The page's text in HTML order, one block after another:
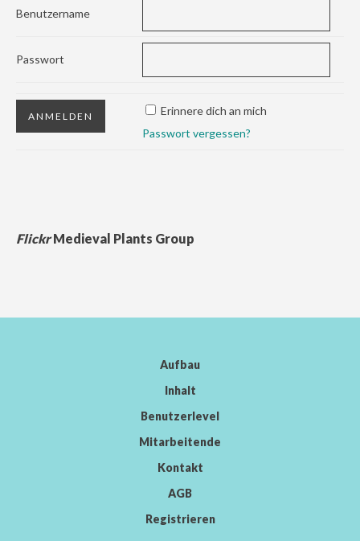
Benutzername
Passwort
Erinnere dich an mich
Passwort vergessen?
FlickrMedieval Plants Group
Aufbau
Inhalt
Benutzerlevel
Mitarbeitende
Kontakt
AGB
Registrieren